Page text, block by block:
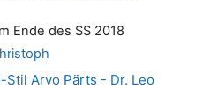
Ende des SS 2018
Stil Arvo Pärts - Dr. Leo